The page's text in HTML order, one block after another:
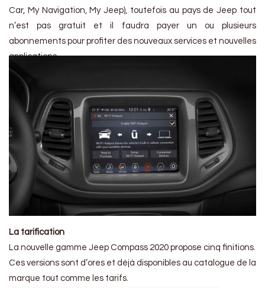
Car, My Navigation, My Jeep), toutefois au pays de Jeep tout
n’est pas gratuit et il faudra payer un ou plusieurs
abonnements pour profiter des nouveaux services et nouvelles
applications.
La tarification
La nouvelle gamme Jeep Compass 2020 propose cinq finitions.
Ces versions sont d’ores et déjà disponibles au catalogue de la
marque tout comme les tarifs.